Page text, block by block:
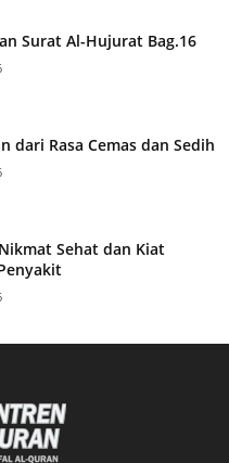
Surat Al-Hujurat Bag.16
dari Rasa Cemas dan Sedih
Sehat dan Kiat